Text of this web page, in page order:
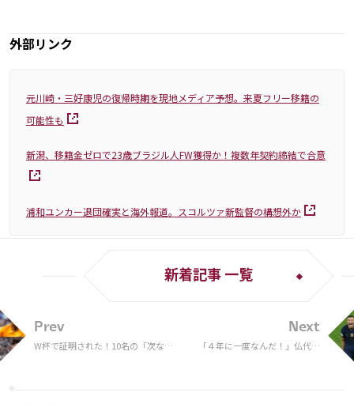
外部リンク
元川崎・三好康児の復帰時期を現地メディア予想。来夏フリー移籍の
可能性も
新潟、移籍金ゼロで23歳ブラジル人FW獲得か！複数年契約締結で合意
浦和ユンカー退団確実と海外報道。スコルツァ新監督の構想外か
Prev
W杯で証明された！10名の「次なる
新着記事 一覧
Next
「４年に一度なんだ！」仏代表